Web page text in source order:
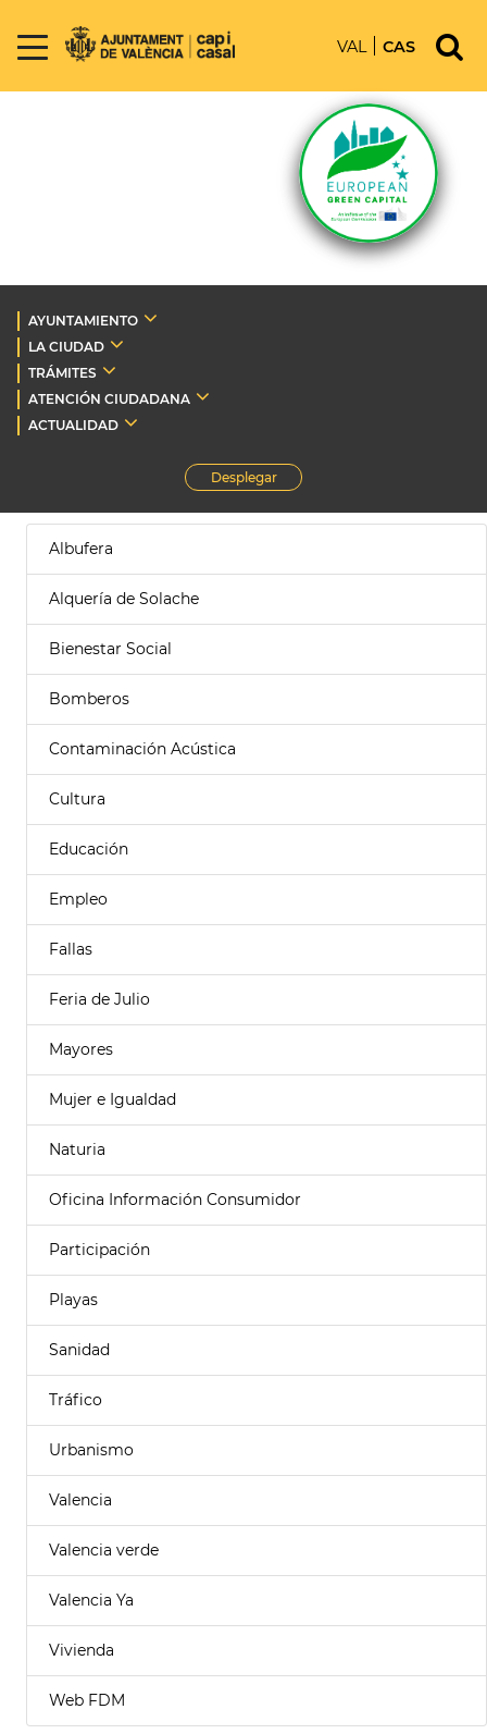
VAL CAS
AYUNTAMIENTO
LA CIUDAD
TRÁMITES
ATENCIÓN CIUDADANA
ACTUALIDAD
Desplegar
Albufera
Alquería de Solache
Bienestar Social
Bomberos
Contaminación Acústica
Cultura
Educación
Empleo
Fallas
Feria de Julio
Mayores
Mujer e Igualdad
Naturia
Oficina Información Consumidor
Participación
Playas
Sanidad
Tráfico
Urbanismo
Valencia
Valencia verde
Valencia Ya
Vivienda
Web FDM